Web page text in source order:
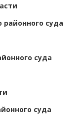
суда
суда
суда